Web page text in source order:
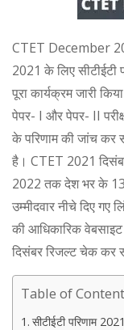
CTET December
2021 के लिए
पूरा कार्यक्रम जारी
पेपर- I और पेपर- II
के परिणाम की जांच कर
है। CTET 2021
2022 तक देश भर के
उम्मीदवार नीचे दिए गए
की आधिकारिक
दिसंबर रिजल्ट चेक कर
Table of
सीटीईटी परिणाम